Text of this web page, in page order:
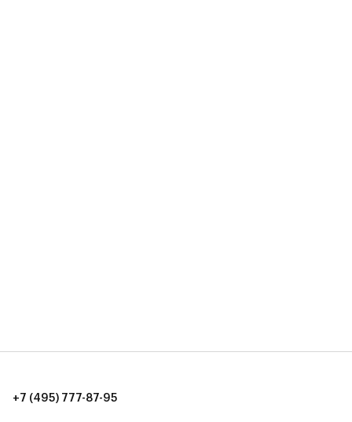
+7 (495) 777-87-95